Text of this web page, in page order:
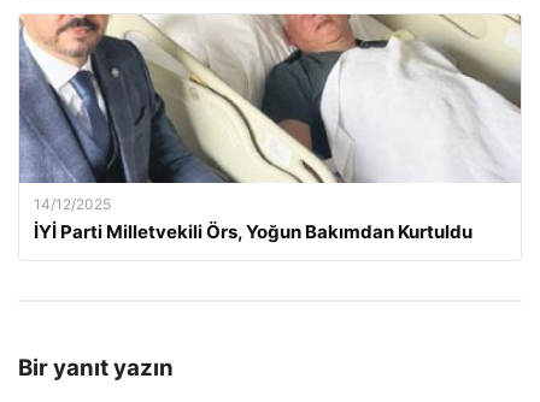
14/12/2025
İYİ Parti Milletvekili Örs, Yoğun Bakımdan Kurtuldu
Bir yanıt yazın